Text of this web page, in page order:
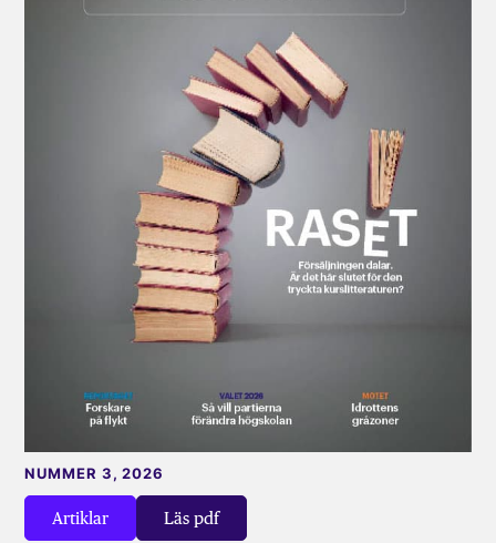
Artiklar Läs pdf
NUMMER 3, 2026